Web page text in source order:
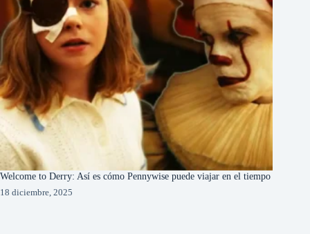
Welcome to Derry: Así es cómo Pennywise puede viajar en el tiempo
18 diciembre, 2025